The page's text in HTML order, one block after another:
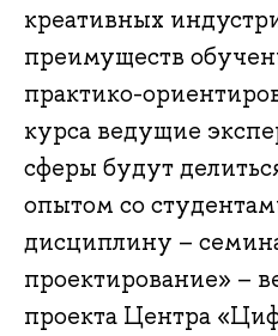
креативных
преимуществ
практико-
курса ведущие
сферы будут
опытом со
дисциплину –
проектирование» –
проекта Центра